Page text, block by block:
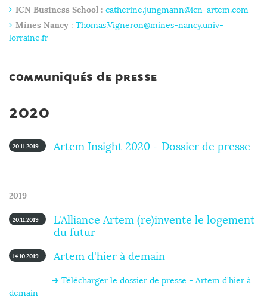
ICN Business School : catherine.jungmann@icn-artem.com
Mines Nancy : Thomas.Vigneron@mines-nancy.univ-
lorraine.fr
Communiqués de presse
2020
20.11.2019 Artem Insight 2020 - Dossier de presse
2019
20.11.2019 L'Alliance Artem (re)invente le logement
du futur
14.10.2019 Artem d'hier à demain
➔ Télécharger le dossier de presse - Artem d'hier à
demain